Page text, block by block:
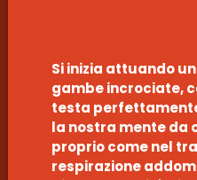
Si inizia attuando
gambe incrociate,
testa
la nostra mente da
proprio come nel
respirazione